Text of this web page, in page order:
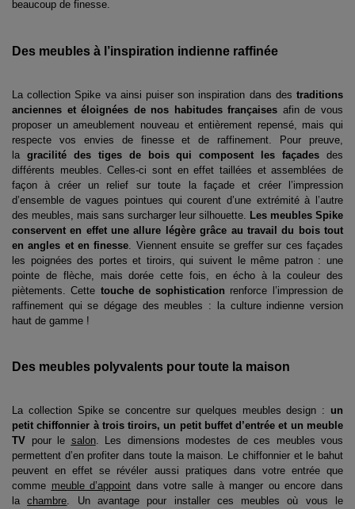
beaucoup de finesse.
Des meubles à l’inspiration indienne raffinée
La collection Spike va ainsi puiser son inspiration dans des traditions
anciennes et éloignées de nos habitudes françaises afin de vous
proposer un ameublement nouveau et entièrement repensé, mais qui
respecte vos envies de finesse et de raffinement. Pour preuve,
la gracilité des tiges de bois qui composent les façades des
différents meubles. Celles-ci sont en effet taillées et assemblées de
façon à créer un relief sur toute la façade et créer l’impression
d’ensemble de vagues pointues qui courent d’une extrémité à l’autre
des meubles, mais sans surcharger leur silhouette. Les meubles Spike
conservent en effet une allure légère grâce au travail du bois tout
en angles et en finesse . Viennent ensuite se greffer sur ces façades
les poignées des portes et tiroirs, qui suivent le même patron : une
pointe de flèche, mais dorée cette fois, en écho à la couleur des
piètements. Cette touche de sophistication renforce l’impression de
raffinement qui se dégage des meubles : la culture indienne version
haut de gamme !
Des meubles polyvalents pour toute la maison
La collection Spike se concentre sur quelques meubles design : un
petit chiffonnier à trois tiroirs, un petit buffet d’entrée et un meuble
TV pour le salon. Les dimensions modestes de ces meubles vous
permettent d’en profiter dans toute la maison. Le chiffonnier et le bahut
peuvent en effet se révéler aussi pratiques dans votre entrée que
comme meuble d’appoint dans votre salle à manger ou encore dans
lachambre. Un avantage pour installer ces meubles où vous le